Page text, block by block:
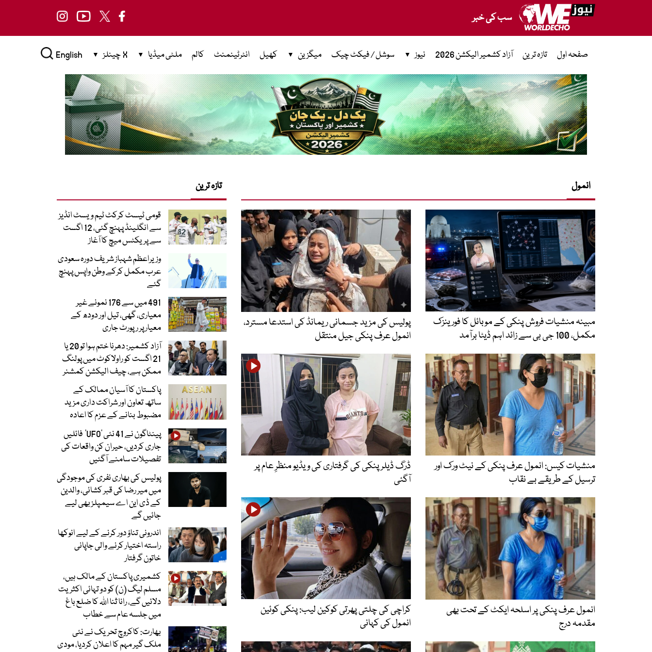
سب کی خبر
صفحہ اول تازہ ترین آزاد کشمیر الیکشن 2026 نیوز سوشل / فیکٹ چیک میگزین کھیل انٹرٹینمنٹ کالم ملٹی میڈیا X چینلز English
انمول
مبینہ منشیات فروش پنکی کے موبائل کا فورینزک
مکمل، 100 جی بی سے زائد اہم ڈیٹا برآمد
پولیس کی مزید جسمانی ریمانڈ کی استدعا مسترد،
انمول عرف پنکی جیل منتقل
منشیات کیس: انمول عرف پنکی کے نیٹ ورک اور
ترسیل کے طریقے بے نقاب
ڈرگ ڈیلر پنکی کی گرفتاری کی ویڈیو منظرِ عام پر
آگئی
انمول عرف پنکی پر اسلحہ ایکٹ کے تحت بھی
مقدمہ درج
کراچی کی چلتی پھرتی کوکین لیب: پنکی کوئین
انمول کی کہانی
تازہ ترین
قومی ٹیسٹ کرکٹ ٹیم ویسٹ انڈیز
سے انگلینڈ پہنچ گئی، 12 اگست
سے پریکٹس میچ کا آغاز
وزیراعظم شہباز شریف دورہ سعودی
عرب مکمل کرکے وطن واپس پہنچ
گئے
491 میں سے 176 نمونے غیر
معیاری، گھی، تیل اور دودھ کے
معیار پر رپورٹ جاری
آزاد کشمیر: دھرنا ختم ہوا تو 20 یا
21 اگست کو راولاکوٹ میں پولنگ
ممکن ہے، چیف الیکشن کمشنر
پاکستان کا آسیان ممالک کے
ساتھ تعاون اور شراکت داری مزید
مضبوط بنانے کے عزم کا اعادہ
پینٹاگون نے 41 نئی ’UFO‘ فائلیں
جاری کردیں، حیران کن واقعات کی
تفصیلات سامنے آگئیں
پولیس کی بھاری نفری کی موجودگی
میں میر رضا کی قبر کشائی، والدین
کے ڈی این اے سیمپلز بھی لیے
جائیں گے
اندرونی تناؤ دور کرنے کے لیے انوکھا
راستہ اختیار کرنے والی جاپانی
خاتون گرفتار
کشمیری پاکستان کے مالک ہیں،
مسلم لیگ (ن) کو دو تہائی اکثریت
دلائیں گے، رانا ثنا اللہ کا ضلع باغ
میں جلسہ عام سے خطاب
بھارت: کاکروچ تحریک نے نئی
ملک گیر مہم کا اعلان کردیا، مودی